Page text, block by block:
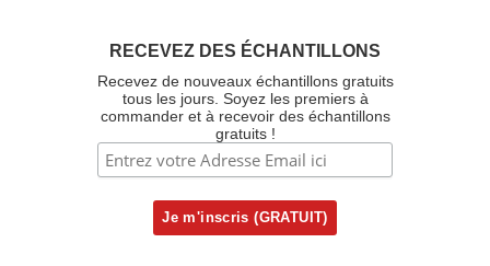
RECEVEZ DES ÉCHANTILLONS
Recevez de nouveaux échantillons gratuits
tous les jours. Soyez les premiers à
commander et à recevoir des échantillons
gratuits !